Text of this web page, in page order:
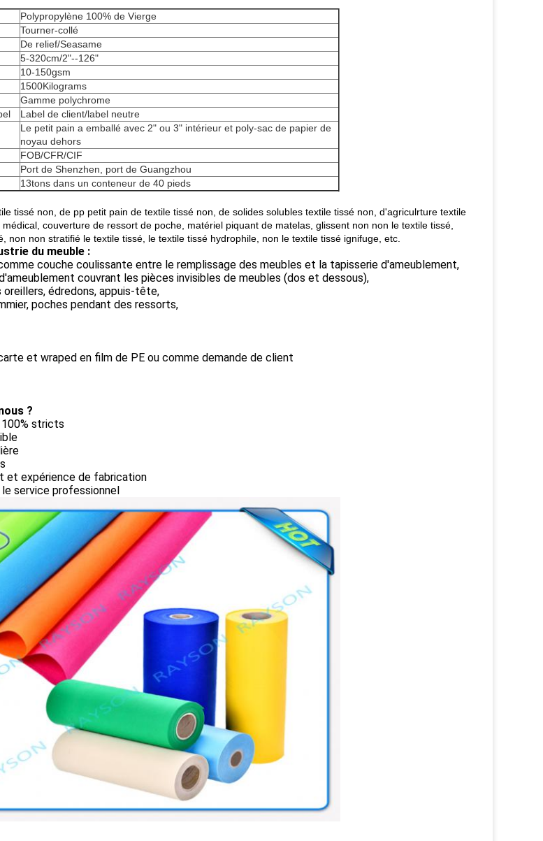
Polypropylène 100% de Vierge
Tourner-collé
De relief/Seasame
5-320cm/2"--126"
10-150gsm
1500Kilograms
Gamme polychrome
Label de client/label neutre
Le petit pain a emballé avec 2" ou 3" intérieur et poly-sac de papier de
noyau dehors
FOB/CFR/CIF
Port de Shenzhen, port de Guangzhou
13tons dans un conteneur de 40 pieds
tissé non, de pp petit pain de textile tissé non, de solides solubles textile tissé non, d'agriculrture textile
couverture de ressort de poche, matériel piquant de matelas, glissent non non le textile tissé,
non non stratifié le textile tissé, le textile tissé hydrophile, non le textile tissé ignifuge, etc.
du meuble :
couche coulissante entre le remplissage des meubles et la tapisserie d'ameublement,
couvrant les pièces invisibles de meubles (dos et dessous),
oreillers, édredons, appuis-tête,
poches pendant des ressorts,
et wraped en film de PE ou comme demande de client
?
stricts
et expérience de fabrication
service professionnel